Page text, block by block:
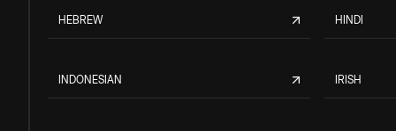
HEBREW HINDI
INDONESIAN IRISH